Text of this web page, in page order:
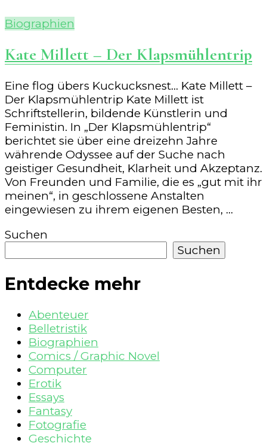
Biographien
Kate Millett – Der Klapsmühlentrip
Eine flog übers Kuckucksnest… Kate Millett –
Der Klapsmühlentrip Kate Millett ist
Schriftstellerin, bildende Künstlerin und
Feministin. In „Der Klapsmühlentrip“
berichtet sie über eine dreizehn Jahre
währende Odyssee auf der Suche nach
geistiger Gesundheit, Klarheit und Akzeptanz.
Von Freunden und Familie, die es „gut mit ihr
meinen“, in geschlossene Anstalten
eingewiesen zu ihrem eigenen Besten, …
Suchen
Suchen
Entdecke mehr
Abenteuer
Belletristik
Biographien
Comics / Graphic Novel
Computer
Erotik
Essays
Fantasy
Fotografie
Geschichte